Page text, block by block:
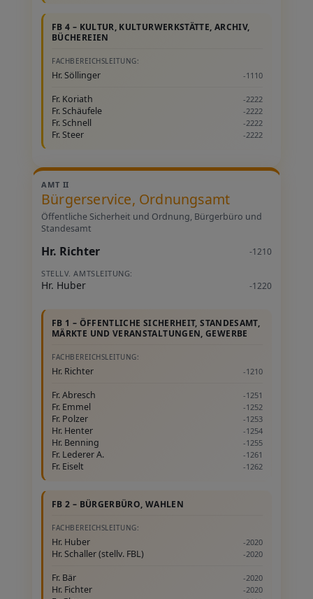
FB 4 – KULTUR, KULTURWERKSTÄTTE, ARCHIV,
BÜCHEREIEN
FACHBEREICHSLEITUNG:
Hr. Söllinger -1110
Fr. Koriath -2222
Fr. Schäufele -2222
Fr. Schnell -2222
Fr. Steer -2222
AMT II
Bürgerservice, Ordnungsamt
Öffentliche Sicherheit und Ordnung, Bürgerbüro und
Standesamt
Hr. Richter -1210
STELLV. AMTSLEITUNG:
Hr. Huber -1220
FB 1 – ÖFFENTLICHE SICHERHEIT, STANDESAMT,
MÄRKTE UND VERANSTALTUNGEN, GEWERBE
FACHBEREICHSLEITUNG:
Hr. Richter -1210
Fr. Abresch -1251
Fr. Emmel -1252
Fr. Polzer -1253
Hr. Henter -1254
Hr. Benning -1255
Fr. Lederer A. -1261
Fr. Eiselt -1262
FB 2 – BÜRGERBÜRO, WAHLEN
FACHBEREICHSLEITUNG:
Hr. Huber -2020
Hr. Schaller (stellv. FBL) -2020
Fr. Bär -2020
Hr. Fichter -2020